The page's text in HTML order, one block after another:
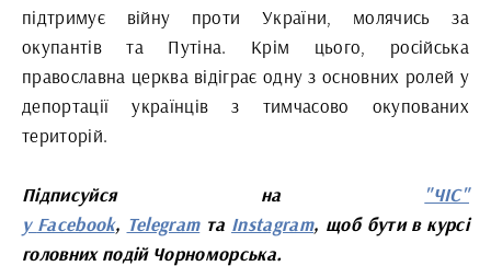
підтримує війну проти України, молячись за
окупантів та Путіна. Крім цього, російська
православна церква відіграє одну з основних ролей у
депортації українців з тимчасово окупованих
територій.
Підписуйся на
"ЧІС"
у Facebook, Telegram та Instagram, щоб бути в курсі
головних подій Чорноморська.